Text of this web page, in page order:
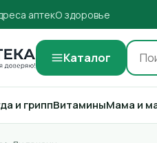
аптекО здоровье
Каталог
и гриппВитаминыМама и